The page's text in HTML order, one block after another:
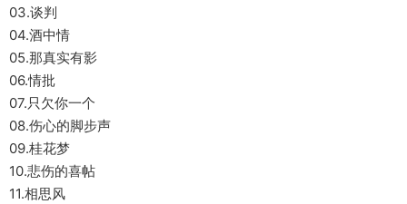
03.谈判
04.酒中情
05.那真实有影
06.情批
07.只欠你一个
08.伤心的脚步声
09.桂花梦
10.悲伤的喜帖
11.相思风